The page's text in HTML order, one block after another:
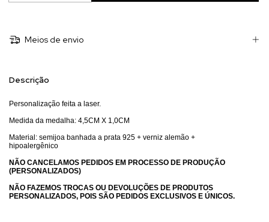
Meios de envio
Descrição
Personalização feita a laser.
Medida da medalha: 4,5CM X 1,0CM
Material: semijoa banhada a prata 925 + verniz alemão +
hipoalergênico
NÃO CANCELAMOS PEDIDOS EM PROCESSO DE PRODUÇÃO
(PERSONALIZADOS)
NÃO FAZEMOS TROCAS OU DEVOLUÇÕES DE PRODUTOS
PERSONALIZADOS, POIS SÃO PEDIDOS EXCLUSIVOS E ÚNICOS.